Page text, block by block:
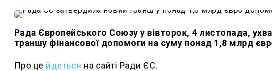
Рада Європейського Союзу у вівторок, 4 листопада,
траншу фінансової допомоги на суму понад 1,8 млрд
Про це йдеться на сайті Ради ЄС.